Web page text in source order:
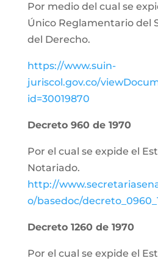
Por medio del cual se
Único Reglamentario del
del Derecho.
https://www.suin-
juriscol.gov.co/
id=30019870
Decreto 960 de 1970
Por el cual se expide el
Notariado.
http://
o/basedoc/
Decreto 1260 de 1970
Por el cual se expide el